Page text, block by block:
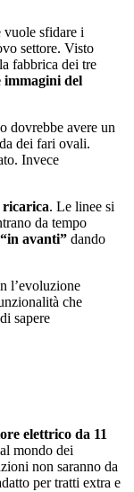
vuole sfidare i
settore. Visto
fabbrica dei tre
immagini del
dovrebbe avere un
dei fari ovali.
Invece
ricarica. Le linee si
da tempo
avanti” dando
l’evoluzione
che
sapere
elettrico da 11
mondo dei
non saranno da
per tratti extra e